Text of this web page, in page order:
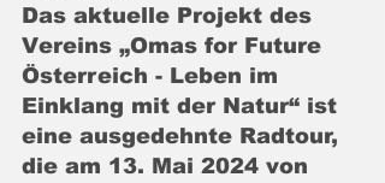
Das aktuelle Projekt des
Vereins „Omas for Future
Österreich - Leben im
Einklang mit der Natur“ ist
eine ausgedehnte Radtour,
die am 13. Mai 2024 von